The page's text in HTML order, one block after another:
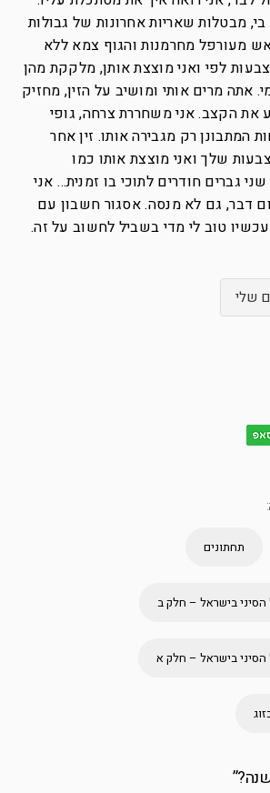
מבטלות שאריות אחרונות של גבולות
מעורפל מחרמנות והגוף צמא ללא
לפי ואני מוצצת אותן, מלקקת מהן
אתה מרים אותי ומושיב על הזין, מחזיק
את הקצב. אני משחררת צרחה, גופי
המתבונן רק מגבירה אותו. זין אחר
שלך ואני מוצצת אותו כמו
גברים חודרים לתוכי בו זמנית… אני
דבר, גם לא מנסה. אסגור חשבון עם
טוב לי מדי בשביל לחשוב על זה.
שלי
תחתונים
בישראל – חלק ב
בישראל – חלק א
”